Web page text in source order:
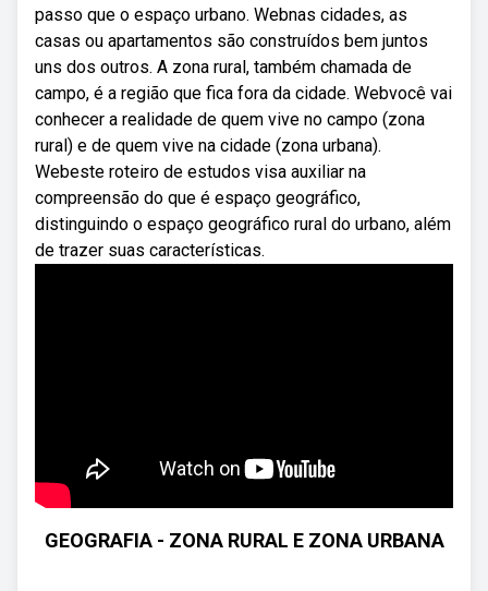
passo que o espaço urbano. Webnas cidades, as
casas ou apartamentos são construídos bem juntos
uns dos outros. A zona rural, também chamada de
campo, é a região que fica fora da cidade. Webvocê vai
conhecer a realidade de quem vive no campo (zona
rural) e de quem vive na cidade (zona urbana).
Webeste roteiro de estudos visa auxiliar na
compreensão do que é espaço geográfico,
distinguindo o espaço geográfico rural do urbano, além
de trazer suas características.
GEOGRAFIA - ZONA RURAL E ZONA URBANA